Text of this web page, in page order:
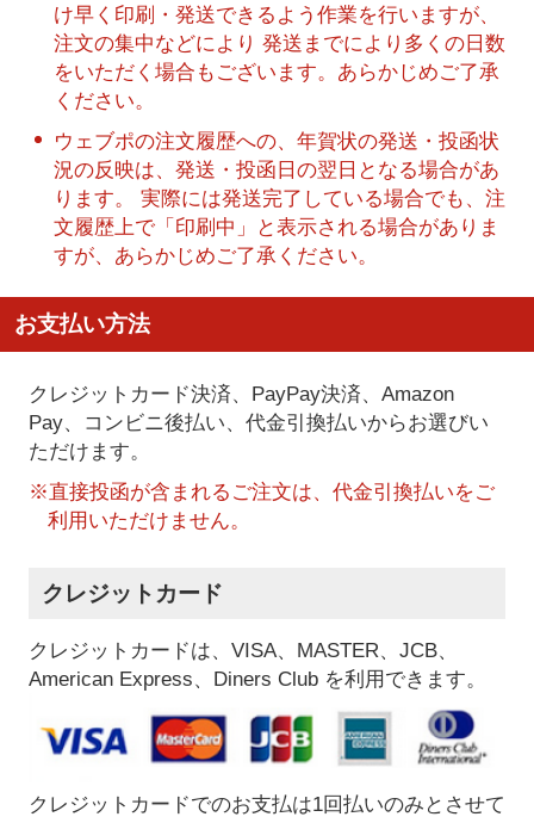
け早く印刷・発送できるよう作業を行いますが、
注文の集中などにより 発送までにより多くの日数
をいただく場合もございます。あらかじめご了承
ください。
ウェブポの注文履歴への、年賀状の発送・投函状
況の反映は、発送・投函日の翌日となる場合があ
ります。 実際には発送完了している場合でも、注
文履歴上で「印刷中」と表示される場合がありま
すが、あらかじめご了承ください。
お支払い方法
クレジットカード決済、PayPay決済、Amazon
Pay、コンビニ後払い、代金引換払いからお選びい
ただけます。
※直接投函が含まれるご注文は、代金引換払いをご
利用いただけません。
クレジットカード
クレジットカードは、VISA、MASTER、JCB、
American Express、Diners Club を利用できます。
クレジットカードでのお支払は1回払いのみとさせて